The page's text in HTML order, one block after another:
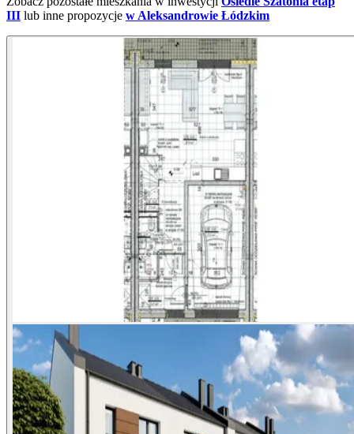
III lub inne propozycje w Aleksandrowie Łódzkim